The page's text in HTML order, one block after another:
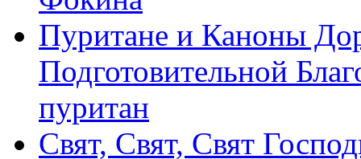
Пуритане и Каноны
Подготовительной
пуритан
Свят, Свят, Свят